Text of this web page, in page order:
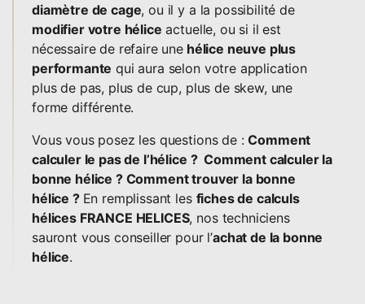
diamètre de cage, ou il y a la possibilité de
modifier votre hélice actuelle, ou si il est
nécessaire de refaire une hélice neuve plus
performante qui aura selon votre application
plus de pas, plus de cup, plus de skew, une
forme différente.
Vous vous posez les questions de :Comment
calculer le pas de l’hélice ? Comment calculer la
bonne hélice ? Comment trouver la bonne
hélice ? En remplissant les fiches de calculs
hélices FRANCE HELICES, nos techniciens
sauront vous conseiller pour l’achat de la bonne
hélice.